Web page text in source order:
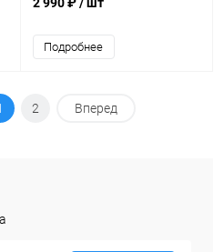
Подробнее
2 Вперед